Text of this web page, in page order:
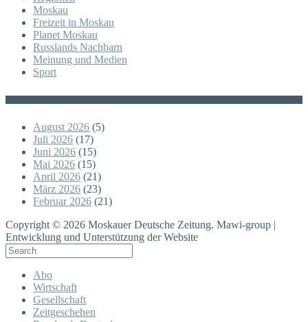
Moskau
Freizeit in Moskau
Planet Moskau
Russlands Nachbarn
Meinung und Medien
Sport
August 2026 (5)
Juli 2026 (17)
Juni 2026 (15)
Mai 2026 (15)
April 2026 (21)
März 2026 (23)
Februar 2026 (21)
Copyright © 2026 Moskauer Deutsche Zeitung. Mawi-group |
Entwicklung und Unterstützung der Website
Abo
Wirtschaft
Gesellschaft
Zeitgeschehen